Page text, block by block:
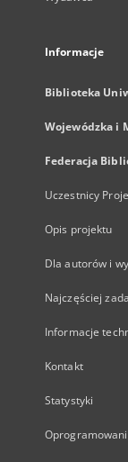
Informacje
Biblioteka
Wojewódzka i
Federacja
Uczestnicy
Opis projektu
Dla autorów i
Najczęściej
Informacje
Kontakt
Statystyki